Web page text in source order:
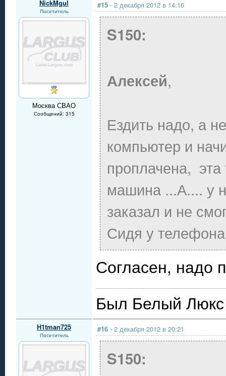
NickMgul
Посетитель
Москва СВАО
Сообщений: 315
#15 - 2 декабря 2012 в 14:16
S150:
Алексей,
Ездить надо, а
компьютер и
проплачена,
машина ...А.... у
заказал и не
Сидя у
Согласен, надо
Был Белый
H1tman725
Посетитель
#16 - 2 декабря 2012 в 20:21
S150: